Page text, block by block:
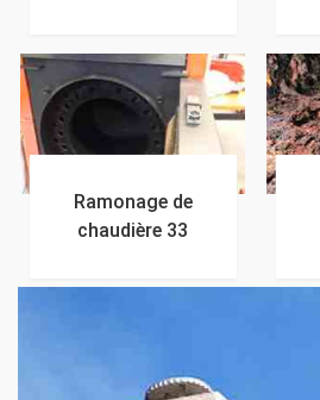
Ramonage de
chaudière 33